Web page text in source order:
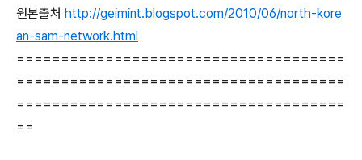
원본출처 http://geimint.blogspot.com/2010/06/north-kore
an-sam-network.html
=====================================
=====================================
=====================================
==